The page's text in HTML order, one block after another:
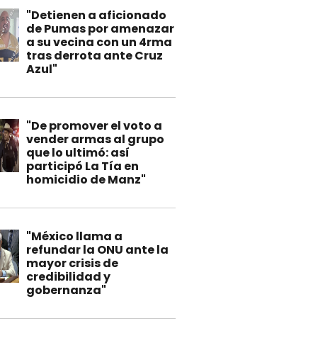
"Detienen a aficionado
de Pumas por amenazar
a su vecina con un 4rma
tras derrota ante Cruz
Azul"
"De promover el voto a
vender armas al grupo
que lo ultimó: así
participó La Tía en
homicidio de Manz"
"México llama a
refundar la ONU ante la
mayor crisis de
credibilidad y
gobernanza"